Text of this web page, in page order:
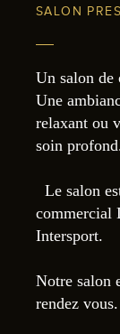
SALON
Un salon de
Une
relaxant ou
soin
Le salon
commercial
Intersport.
Notre salon
rendez vous.